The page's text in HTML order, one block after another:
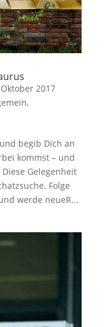
2017
,
begib Dich an
kommst – und
Gelegenheit
Folge
werde neueR...